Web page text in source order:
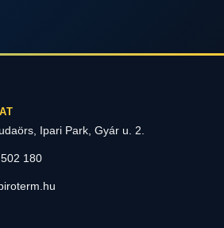
Ipari Park, Gyár u. 2.
180